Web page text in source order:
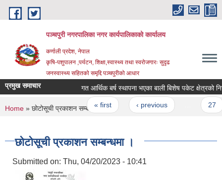
Skip to main content
पञ्चपुरी नगरपालिका नगर कार्यपालिकाको कार्यालय
कर्णाली प्रदेश, नेपाल
कृषि-पशुपालन ,पर्यटन, शिक्षा,स्वास्थ्य तथा स्वरोजगारः सुदृढ
जनस्वास्थ्य सहितको समृद्दि पञ्चपुरीको आधार
प्रमुख समाचार गत आर्थिक बर्ष स्थापना भएका बाली बिशेष पकेट क्षेत्रको
Pages
« first ‹ previous
You are here
Home » छोटोसूची प्रकाशन सम्बन्धमा ।
छोटोसूची प्रकाशन सम्बन्धमा ।
Submitted on: Thu, 04/20/2023 - 10:41